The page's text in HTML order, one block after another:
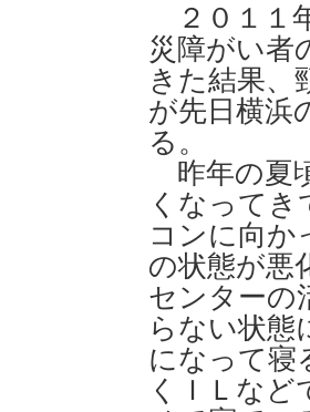
２０１１
災障がい者
きた結果、
が先日横浜
る。
昨年の夏
くなって
コンに向か
の状態が悪
センターの
らない状態
になって寝
くＩＬな